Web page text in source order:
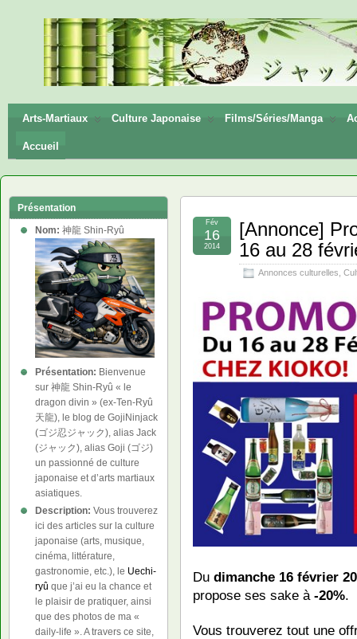
神龍
Shin-
Ryū
Arts-Martiaux Culture Japonaise Films/Séries/Manga
Accueil
[Annonce]
16 au 28
Annonces culturelles
Fév
16
2014
Du dimanche 16 février
propose ses sake à -20%.
Vous trouverez tout une
Présentation
Nom: 神龍 Shin-Ryû
Présentation: Bienvenue
sur 神龍 Shin-Ryû « le
dragon divin » (ex-Ten-Ryû
天龍), le blog de GojiNinjack
(ゴジ忍ジャック), alias Jack
(ジャック), alias Goji (ゴジ)
un passionné de culture
japonaise et d’arts martiaux
asiatiques.
Description: Vous trouverez
ici des articles sur la culture
japonaise (arts, musique,
cinéma, littérature,
gastronomie, etc.), le Uechi-
ryû que j’ai eu la chance et
le plaisir de pratiquer, ainsi
que des photos de ma «
daily-life ». A travers ce site,